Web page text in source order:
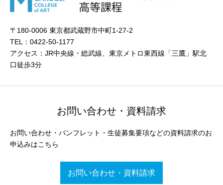
〒180-0006 東京都武蔵野市中町1-27-2
TEL：0422-50-1177
アクセス：JR中央線・総武線、東京メトロ東西線「三鷹」駅北
口徒歩3分
お問い合わせ・資料請求
お問い合わせ・パンフレット・生徒募集要項などの資料請求のお
申込みはこちら
お問い合わせ・資料請求